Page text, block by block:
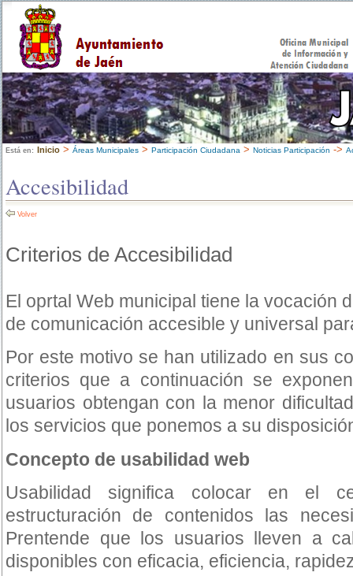
Está en: Inicio > Áreas Municipales > Participación Ciudadana > Noticias Participación ->
Accesibilidad
Volver
Criterios de Accesibilidad
El oprtal Web municipal tiene la vocación
de comunicación accesible y universal
Por este motivo se han utilizado en sus
criterios que a continuación se
usuarios obtengan con la menor
los servicios que ponemos a su
Concepto de usabilidad web
Usabilidad significa colocar en el
estructuración de contenidos las
Prentende que los usuarios lleven a
disponibles con eficacia, eficiencia,